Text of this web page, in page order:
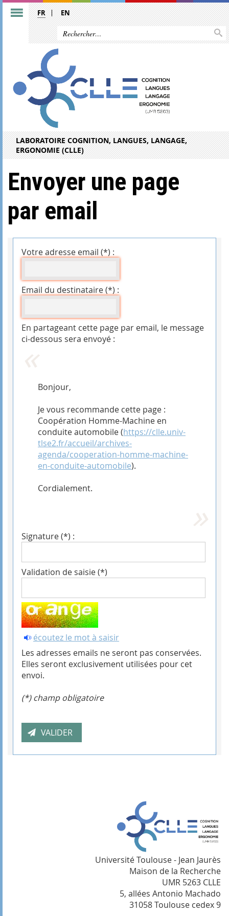
FR EN
LABORATOIRE COGNITION, LANGUES, LANGAGE,
ERGONOMIE (CLLE)
Envoyer une page
par email
Votre adresse email (*) :
Email du destinataire (*) :
En partageant cette page par email, le message
ci-dessous sera envoyé :
Bonjour,
Je vous recommande cette page :
Coopération Homme-Machine en
conduite automobile (https://clle.univ-
tlse2.fr/accueil/archives-
agenda/cooperation-homme-machine-
en-conduite-automobile).
Cordialement.
Signature (*) :
Validation de saisie (*)
écoutez le mot à saisir
Les adresses emails ne seront pas conservées.
Elles seront exclusivement utilisées pour cet
envoi.
(*) champ obligatoire
Université Toulouse - Jean Jaurès
Maison de la Recherche
UMR 5263 CLLE
5, allées Antonio Machado
31058 Toulouse cedex 9